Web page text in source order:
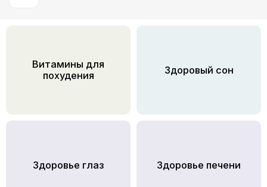
Витамины для
похудения
Здоровый сон
Здоровье глаз Здоровье печени